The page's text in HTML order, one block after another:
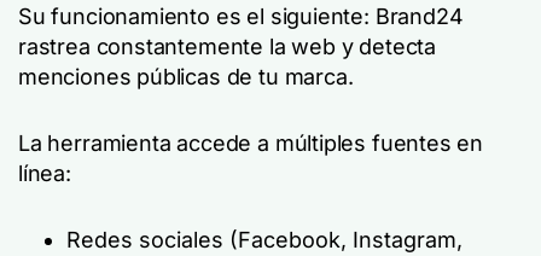
Su funcionamiento es el siguiente: Brand24
rastrea constantemente la web y detecta
menciones públicas de tu marca.
La herramienta accede a múltiples fuentes en
línea:
Redes sociales (Facebook, Instagram,